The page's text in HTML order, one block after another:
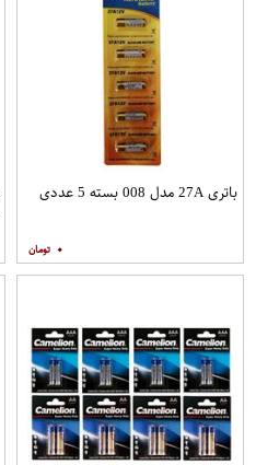
باتری 27A مدل 008 بسته 5 عددی
۰